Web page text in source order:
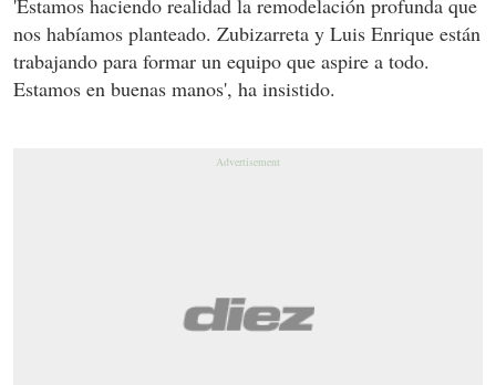
nos habíamos planteado. Zubizarreta y Luis Enrique están
trabajando para formar un equipo que aspire a todo.
Estamos en buenas manos', ha insistido.